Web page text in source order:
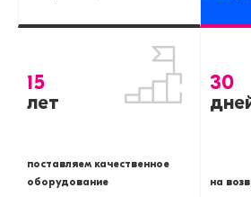
15
лет
поставляем качественное
оборудование
30
на